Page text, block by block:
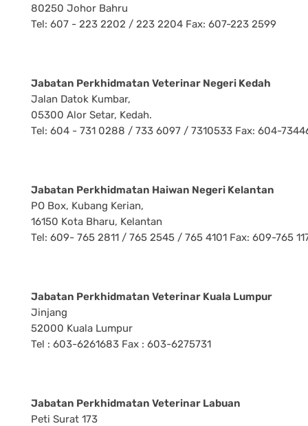
80250 Johor Bahru
Tel: 607 - 223 2202 / 223 2204 Fax: 607-223 2599
Jabatan Perkhidmatan Veterinar Negeri Kedah
Jalan Datok Kumbar,
05300 Alor Setar, Kedah.
Tel: 604 - 731 0288 / 733 6097 / 7310533 Fax: 604-
Jabatan Perkhidmatan Haiwan Negeri Kelantan
PO Box, Kubang Kerian,
16150 Kota Bharu, Kelantan
Tel: 609- 765 2811 / 765 2545 / 765 4101 Fax: 609-765
Jabatan Perkhidmatan Veterinar Kuala Lumpur
Jinjang
52000 Kuala Lumpur
Tel : 603-6261683 Fax : 603-6275731
Jabatan Perkhidmatan Veterinar Labuan
Peti Surat 173